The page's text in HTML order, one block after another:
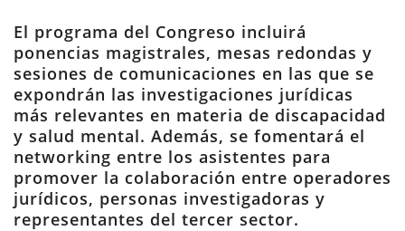
El programa del Congreso incluirá
ponencias magistrales, mesas redondas y
sesiones de comunicaciones en las que se
expondrán las investigaciones jurídicas
más relevantes en materia de discapacidad
y salud mental. Además, se fomentará el
networking entre los asistentes para
promover la colaboración entre operadores
jurídicos, personas investigadoras y
representantes del tercer sector.